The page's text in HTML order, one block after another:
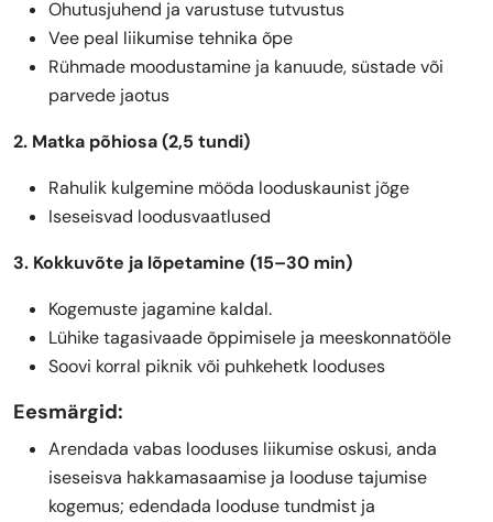
Ohutusjuhend ja varustuse tutvustus
Vee peal liikumise tehnika õpe
Rühmade moodustamine ja kanuude, süstade või
parvede jaotus
2. Matka põhiosa (2,5 tundi)
Rahulik kulgemine mööda looduskaunist jõge
Iseseisvad loodusvaatlused
3. Kokkuvõte ja lõpetamine (15–30 min)
Kogemuste jagamine kaldal.
Lühike tagasivaade õppimisele ja meeskonnatööle
Soovi korral piknik või puhkehetk looduses
Eesmärgid:
Arendada vabas looduses liikumise oskusi, anda
iseseisva hakkamasaamise ja looduse tajumise
kogemus; edendada looduse tundmist ja